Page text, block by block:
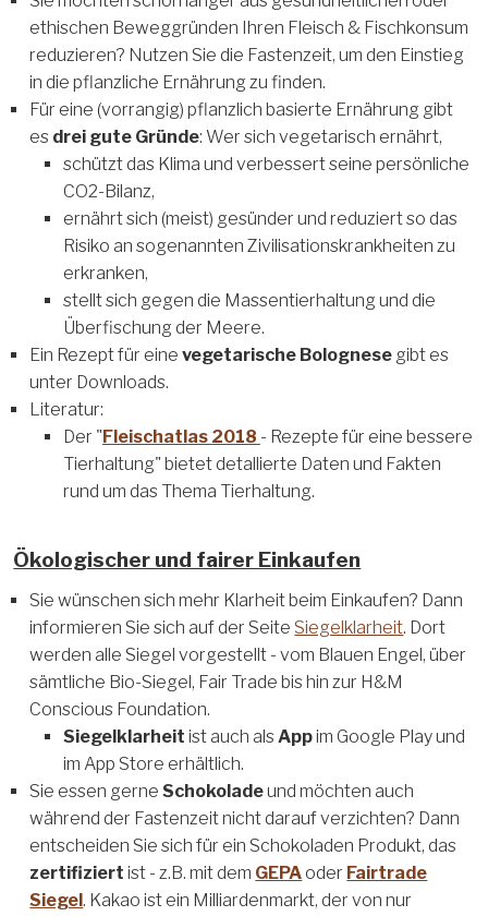
ethischen Beweggründen Ihren Fleisch & Fischkonsum
reduzieren? Nutzen Sie die Fastenzeit, um den Einstieg
in die pflanzliche Ernährung zu finden.
Für eine (vorrangig) pflanzlich basierte Ernährung gibt
es drei gute Gründe: Wer sich vegetarisch ernährt,
schützt das Klima und verbessert seine persönliche
CO2-Bilanz,
ernährt sich (meist) gesünder und reduziert so das
Risiko an sogenannten Zivilisationskrankheiten zu
erkranken,
stellt sich gegen die Massentierhaltung und die
Überfischung der Meere.
Ein Rezept für einevegetarische Bolognese gibt es
unter Downloads.
Literatur:
Der "Fleischatlas 2018 - Rezepte für eine bessere
Tierhaltung" bietet detallierte Daten und Fakten
rund um das Thema Tierhaltung.
Ökologischer und fairer Einkaufen
Sie wünschen sich mehr Klarheit beim Einkaufen? Dann
informieren Sie sich auf der Seite Siegelklarheit. Dort
werden alle Siegel vorgestellt - vom Blauen Engel, über
sämtliche Bio-Siegel, Fair Trade bis hin zur H&M
Conscious Foundation.
Siegelklarheit ist auch als Appim Google Play und
im App Store erhältlich.
Sie essen gerneSchokoladeund möchten auch
während der Fastenzeit nicht darauf verzichten? Dann
entscheiden Sie sich für ein Schokoladen Produkt, das
zertifiziert ist - z.B. mit dem GEPAoder Fairtrade
Siegel. Kakao ist ein Milliardenmarkt, der von nur